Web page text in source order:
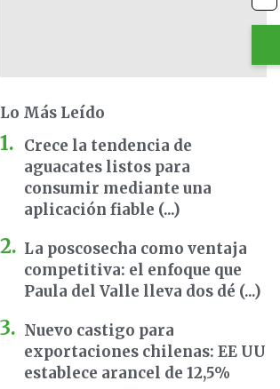
Lo Más Leído
Crece la tendencia de
aguacates listos para
consumir mediante una
aplicación fiable (...)
La poscosecha como ventaja
competitiva: el enfoque que
Paula del Valle lleva dos dé (...)
Nuevo castigo para
exportaciones chilenas: EE UU
establece arancel de 12,5%